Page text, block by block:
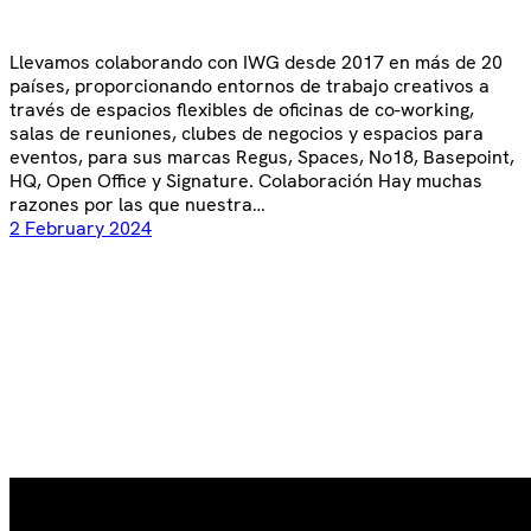
Llevamos colaborando con IWG desde 2017 en más de 20
países, proporcionando entornos de trabajo creativos a
través de espacios flexibles de oficinas de co-working,
salas de reuniones, clubes de negocios y espacios para
eventos, para sus marcas Regus, Spaces, No18, Basepoint,
HQ, Open Office y Signature. Colaboración Hay muchas
razones por las que nuestra…
2 February 2024